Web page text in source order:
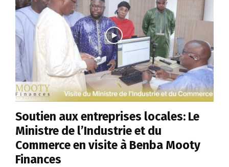
Soutien aux entreprises locales: Le
Ministre de l’Industrie et du
Commerce en visite à Benba Mooty
Finances